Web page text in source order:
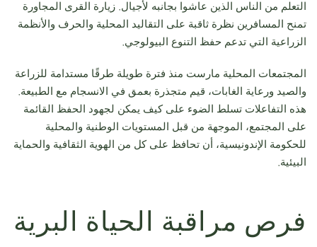
التعلم من الناس الذين عاشوا بجانبه لأجيال. زيارة القرى المجاورة
تمنح المسافرين نظرة ثاقبة على التقاليد المحلية والحرف والأنظمة
الزراعية التي تدعم حفظ التنوع البيولوجي.
المجتمعات المحلية مارست منذ فترة طويلة طرقًا مستدامة للزراعة
والصيد ورعاية الغابات، قيم متجذرة بعمق في الانسجام مع الطبيعة.
هذه التفاعلات تسلط الضوء على كيف يمكن لجهود الحفظ القائمة
على المجتمع، الموجهة من قبل المستويات الوطنية والمحلية
للحكومة الإندونيسية، أن تحافظ على كل من الهوية الثقافية والحماية
البيئية.
فرص مراقبة الحياة البرية